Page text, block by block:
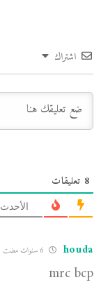
اشتراك
8 تعليقات
الأحدث
houda
mrc bcp